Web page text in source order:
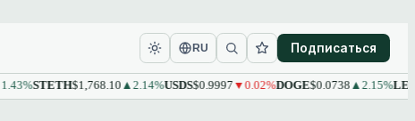
RU Подписаться
STETH$1,768.10▲2.14%USDS$0.9997▼0.02%DOGE$0.0738▲2.15%LEO$9.61